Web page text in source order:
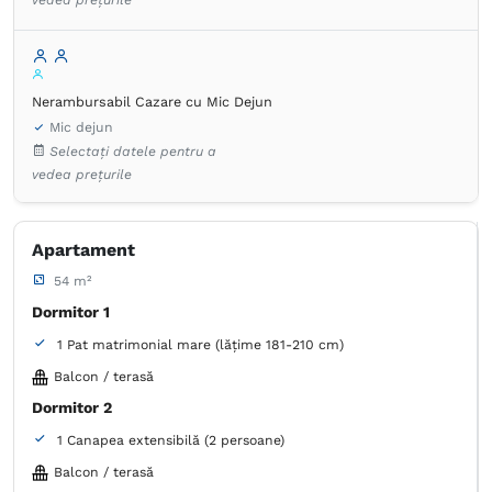
Nerambursabil Cazare cu Mic Dejun
Mic dejun
Selectați datele pentru a
vedea prețurile
Apartament
54 m²
Dormitor 1
1 Pat matrimonial mare (lățime 181-210 cm)
Balcon / terasă
Dormitor 2
1 Canapea extensibilă (2 persoane)
Balcon / terasă